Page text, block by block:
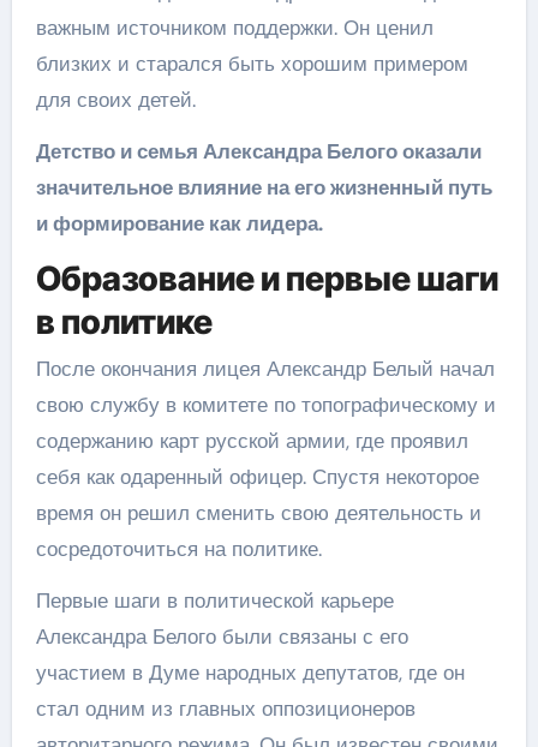
важным источником поддержки. Он ценил
близких и старался быть хорошим примером
для своих детей.
Детство и семья Александра Белого оказали
значительное влияние на его жизненный путь
и формирование как лидера.
Образование и первые шаги
в политике
После окончания лицея Александр Белый начал
свою службу в комитете по топографическому и
содержанию карт русской армии, где проявил
себя как одаренный офицер. Спустя некоторое
время он решил сменить свою деятельность и
сосредоточиться на политике.
Первые шаги в политической карьере
Александра Белого были связаны с его
участием в Думе народных депутатов, где он
стал одним из главных оппозиционеров